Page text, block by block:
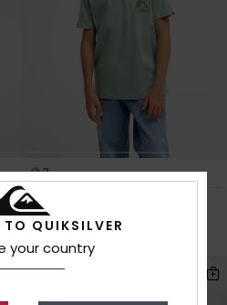
3
Peak
Jungen 8-16 Grün T-Shirt
20,00 €
BRANDNEU
TO QUIKSILVER
your country